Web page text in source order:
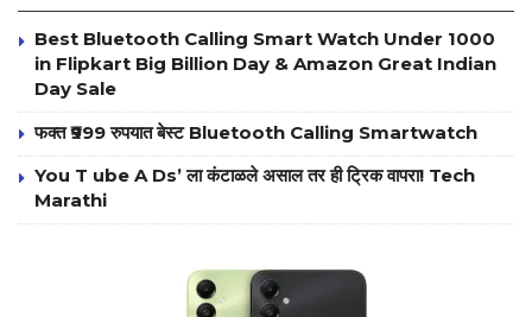
Best Bluetooth Calling Smart Watch Under 1000
in Flipkart Big Billion Day & Amazon Great Indian
Day Sale
फक्त ₹999 रुपयात बेस्ट Bluetooth Calling Smartwatch
You T ube A Ds’ ला कंटाळले असाल तर ही ट्रिक वापरा! Tech
Marathi